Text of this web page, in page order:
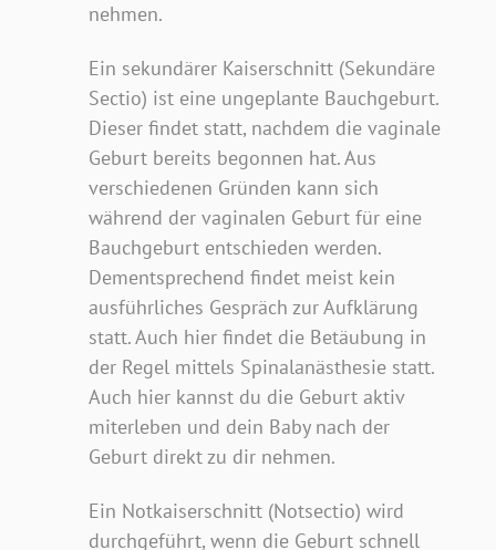
nehmen.
Ein sekundärer Kaiserschnitt (Sekundäre
Sectio) ist eine ungeplante Bauchgeburt.
Dieser findet statt, nachdem die vaginale
Geburt bereits begonnen hat. Aus
verschiedenen Gründen kann sich
während der vaginalen Geburt für eine
Bauchgeburt entschieden werden.
Dementsprechend findet meist kein
ausführliches Gespräch zur Aufklärung
statt. Auch hier findet die Betäubung in
der Regel mittels Spinalanästhesie statt.
Auch hier kannst du die Geburt aktiv
miterleben und dein Baby nach der
Geburt direkt zu dir nehmen.
Ein Notkaiserschnitt (Notsectio) wird
durchgeführt, wenn die Geburt schnell